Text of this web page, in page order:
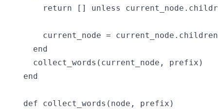
return [] unless
current_node =
  end
  collect_words(current_node, prefix)
end
def collect_words(node, prefix)